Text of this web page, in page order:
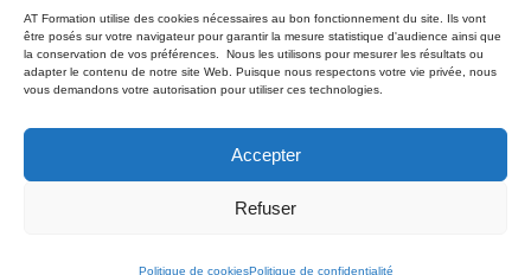
AT Formation utilise des cookies nécessaires au bon fonctionnement du site. Ils vont
être posés sur votre navigateur pour garantir la mesure statistique d'audience ainsi que
la conservation de vos préférences. Nous les utilisons pour mesurer les résultats ou
adapter le contenu de notre site Web. Puisque nous respectons votre vie privée, nous
vous demandons votre autorisation pour utiliser ces technologies.
Accepter
Refuser
Politique de cookiesPolitique de confidentialité
Conditions Générales de Vente
possible via des fonds publics (CPF, France Travail…) soumis à conditions
d’éligibilité. –Plus d’informations :moncompteformation.gouv.fr